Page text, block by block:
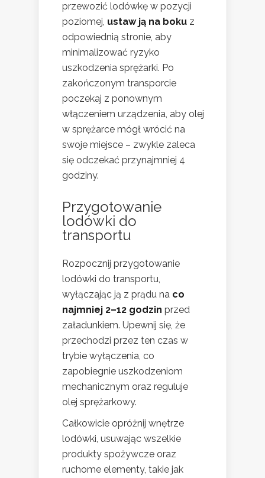
przewozić lodówkę w pozycji
poziomej, ustaw ją na boku z
odpowiednią stronie, aby
minimalizować ryzyko
uszkodzenia sprężarki. Po
zakończonym transporcie
poczekaj z ponownym
włączeniem urządzenia, aby olej
w sprężarce mógł wrócić na
swoje miejsce – zwykle zaleca
się odczekać przynajmniej 4
godziny.
Przygotowanie
lodówki do
transportu
Rozpocznij przygotowanie
lodówki do transportu,
wyłączając ją z prądu na co
najmniej 2–12 godzin przed
załadunkiem. Upewnij się, że
przechodzi przez ten czas w
trybie wyłączenia, co
zapobiegnie uszkodzeniom
mechanicznym oraz reguluje
olej sprężarkowy.
Całkowicie opróżnij wnętrze
lodówki, usuwając wszelkie
produkty spożywcze oraz
ruchome elementy, takie jak